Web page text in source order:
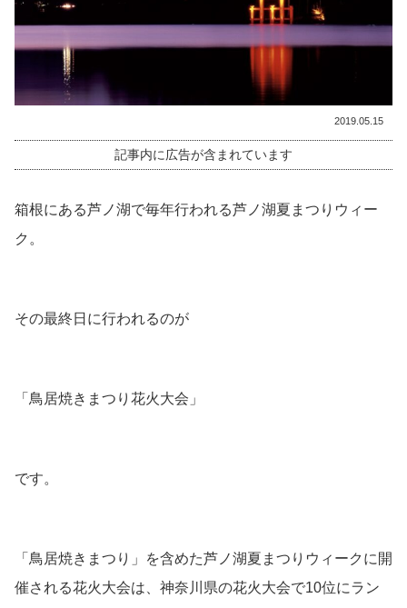
2019.05.15
記事内に広告が含まれています
箱根にある芦ノ湖で毎年行われる芦ノ湖夏まつりウィー
ク。
その最終日に行われるのが
「鳥居焼きまつり花火大会」
です。
「鳥居焼きまつり」を含めた芦ノ湖夏まつりウィークに開
催される花火大会は、神奈川県の花火大会で10位にラン